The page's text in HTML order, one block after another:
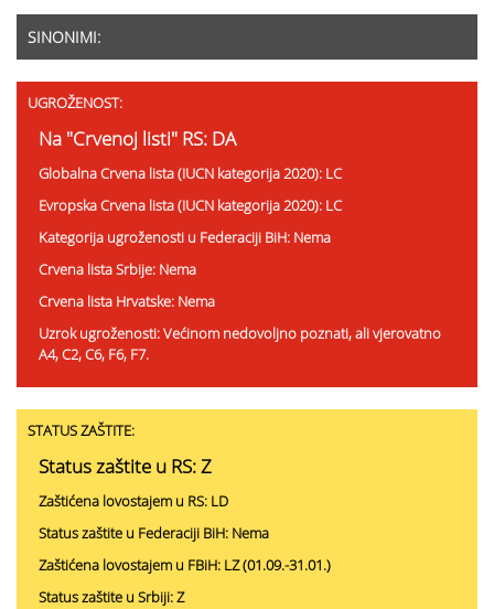
SINONIMI:
UGROŽENOST:
Na "Crvenoj listi" RS: DA
Globalna Crvena lista (IUCN kategorija 2020): LC
Evropska Crvena lista (IUCN kategorija 2020): LC
Kategorija ugroženosti u Federaciji BiH: Nema
Crvena lista Srbije: Nema
Crvena lista Hrvatske: Nema
Uzrok ugroženosti: Većinom nedovoljno poznati, ali vjerovatno
A4, C2, C6, F6, F7.
STATUS ZAŠTITE:
Status zaštite u RS: Z
Zaštićena lovostajem u RS: LD
Status zaštite u Federaciji BiH: Nema
Zaštićena lovostajem u FBiH: LZ (01.09.-31.01.)
Status zaštite u Srbiji: Z